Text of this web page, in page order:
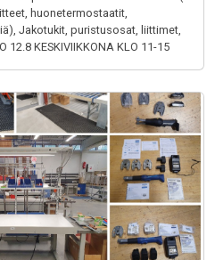
huonetermostaatit,
Jakotukit, puristusosat, liittimet,
12.8 KESKIVIIKKONA KLO 11-15